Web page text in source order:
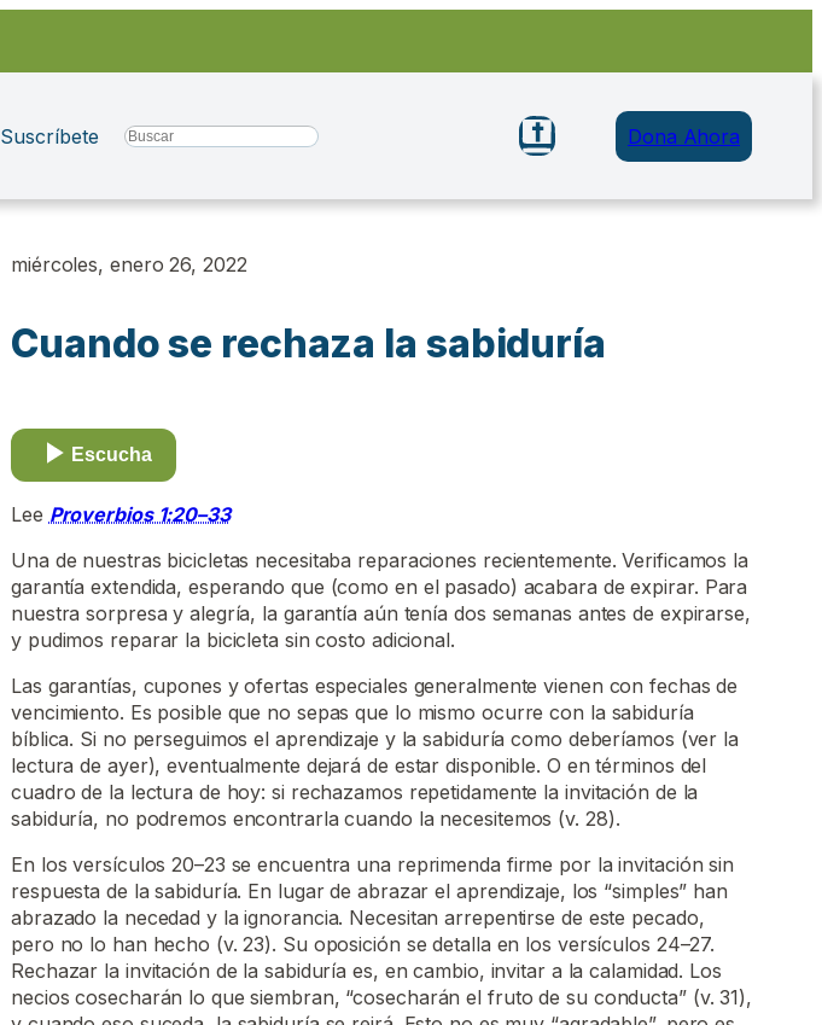
Suscríbete Search Dona Ahora
miércoles, enero 26, 2022
Cuando se rechaza la sabiduría
Escucha
Lee Proverbios 1:20–33
Una de nuestras bicicletas necesitaba reparaciones recientemente. Verificamos la
garantía extendida, esperando que (como en el pasado) acabara de expirar. Para
nuestra sorpresa y alegría, la garantía aún tenía dos semanas antes de expirarse,
y pudimos reparar la bicicleta sin costo adicional.
Las garantías, cupones y ofertas especiales generalmente vienen con fechas de
vencimiento. Es posible que no sepas que lo mismo ocurre con la sabiduría
bíblica. Si no perseguimos el aprendizaje y la sabiduría como deberíamos (ver la
lectura de ayer), eventualmente dejará de estar disponible. O en términos del
cuadro de la lectura de hoy: si rechazamos repetidamente la invitación de la
sabiduría, no podremos encontrarla cuando la necesitemos (v. 28).
En los versículos 20–23 se encuentra una reprimenda firme por la invitación sin
respuesta de la sabiduría. En lugar de abrazar el aprendizaje, los “simples” han
abrazado la necedad y la ignorancia. Necesitan arrepentirse de este pecado,
pero no lo han hecho (v. 23). Su oposición se detalla en los versículos 24–27.
Rechazar la invitación de la sabiduría es, en cambio, invitar a la calamidad. Los
necios cosecharán lo que siembran, “cosecharán el fruto de su conducta” (v. 31),